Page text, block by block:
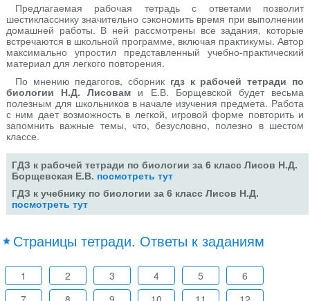
Предлагаемая рабочая тетрадь с ответами позволит
шестикласснику значительно сэкономить время при выполнении
домашней работы. В ней рассмотрены все задания, которые
встречаются в школьной программе, включая практикумы. Автор
максимально упростил представленный учебно-практический
материал для легкого повторения.
По мнению педагогов, сборник гдз к рабочей тетради по
биологии Н.Д. Лисовам и Е.В. Борщевской будет весьма
полезным для школьников в начале изучения предмета. Работа
с ним дает возможность в легкой, игровой форме повторить и
запомнить важные темы, что, безусловно, полезно в шестом
классе.
ГДЗ к рабочей тетради по биологии за 6 класс Лисов Н.Д.
Борщевская Е.В. посмотреть тут
ГДЗ к учебнику по биологии за 6 класс Лисов Н.Д.
посмотреть тут
Страницы тетради. Ответы к заданиям
1 2 3 4 5
6